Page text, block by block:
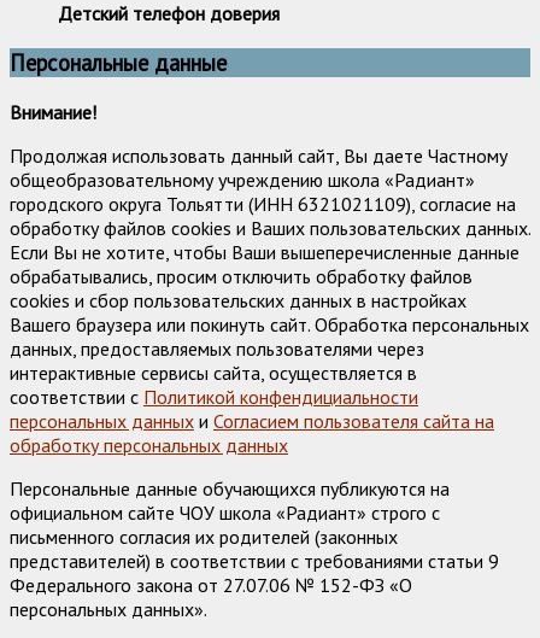
Детский телефон доверия
Персональные данные
Внимание!
Продолжая использовать данный сайт, Вы даете Частному
общеобразовательному учреждению школа «Радиант»
городского округа Тольятти (ИНН 6321021109), согласие на
обработку файлов cookies и Ваших пользовательских данных.
Если Вы не хотите, чтобы Ваши вышеперечисленные данные
обрабатывались, просим отключить обработку файлов
cookies и сбор пользовательских данных в настройках
Вашего браузера или покинуть сайт. Обработка персональных
данных, предоставляемых пользователями через
интерактивные сервисы сайта, осуществляется в
соответствии с Политикой конфендициальности
персональных данных и Согласием пользователя сайта на
обработку персональных данных
Персональные данные обучающихся публикуются на
официальном сайте ЧОУ школа «Радиант» строго с
письменного согласия их родителей (законных
представителей) в соответствии с требованиями статьи 9
Федерального закона от 27.07.06 № 152-ФЗ «О
персональных данных».